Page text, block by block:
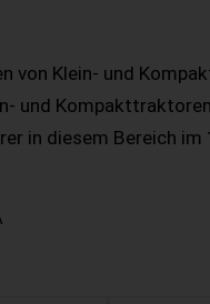
von Klein- und
und Kompakttraktoren
in diesem Bereich im